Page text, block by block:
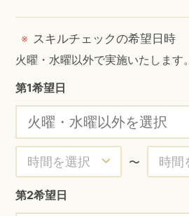
※ スキルチェックの希望日時
火曜・水曜以外で実施いたします。
第1希望日
〜
第2希望日